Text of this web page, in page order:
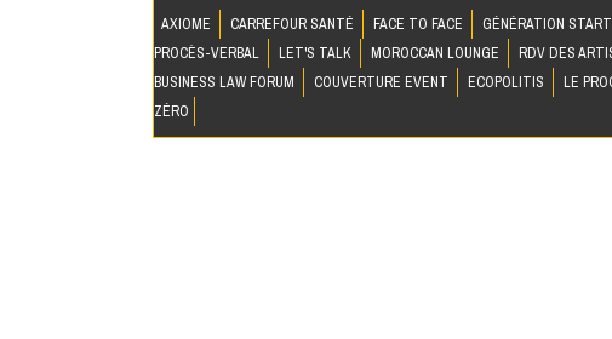
AXIOME CARREFOUR SANTÉ FACE TO FACE GÉNÉRATION
PROCÈS-VERBAL
LET'S TALK MOROCCAN LOUNGE RDV DES
BUSINESS LAW FORUM
COUVERTURE EVENT ECOPOLITIS LE
ZÉRO